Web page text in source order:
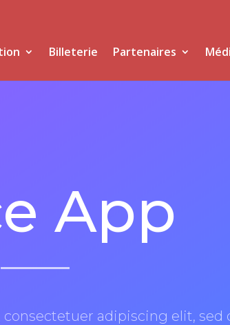
Billeterie Partenaires
App
adipiscing elit, sed